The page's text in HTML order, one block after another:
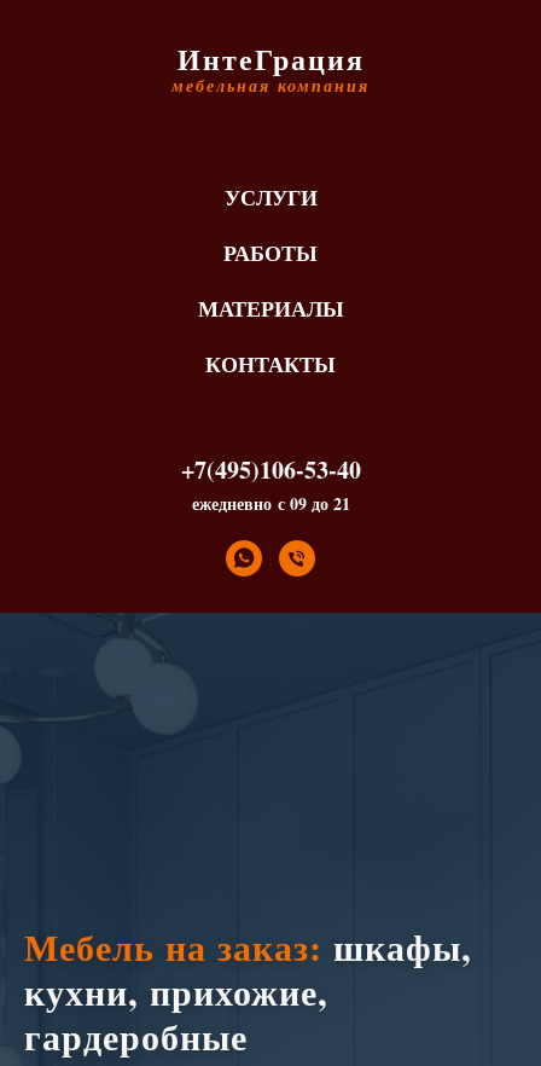
ИнтеГрация
мебельная компания
УСЛУГИ
РАБОТЫ
МАТЕРИАЛЫ
КОНТАКТЫ
+7(495)106-53-40
ежедневно с 09 до 21
Мебель на заказ: шкафы,
кухни, прихожие,
гардеробные